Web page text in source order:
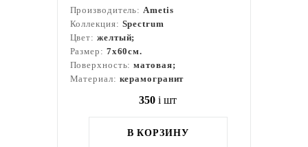
Производитель:Ametis
Коллекция: Spectrum
Цвет: желтый;
Размер: 7x60см.
Поверхность:матовая;
Материал: керамогранит
350 i шт
В КОРЗИНУ